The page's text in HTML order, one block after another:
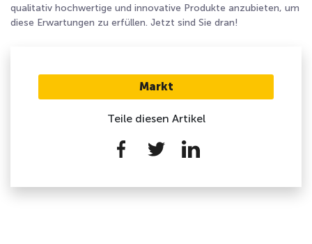
Markt
Teile diesen Artikel
qualitativ hochwertige und innovative Produkte anzubieten, um
diese Erwartungen zu erfüllen. Jetzt sind Sie dran!